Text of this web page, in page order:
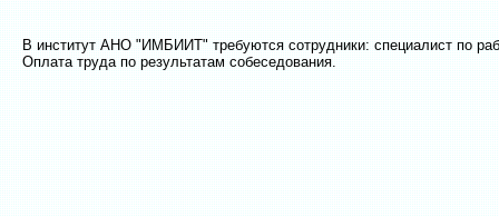
В институт АНО "ИМБИИТ" требуются сотрудники: специалист по
Оплата труда по результатам собеседования.